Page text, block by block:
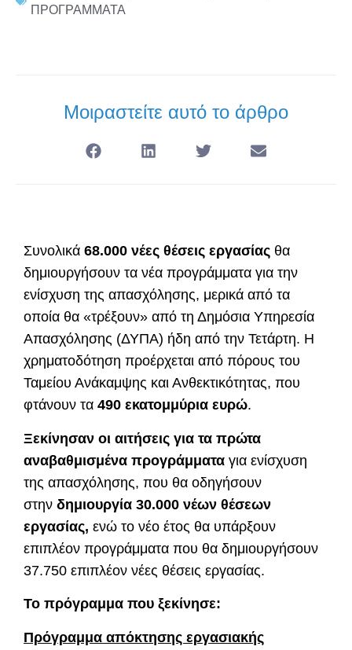
ΠΡΟΓΡΑΜΜΑΤΑ
Μοιραστείτε αυτό το άρθρο
Συνολικά 68.000 νέες θέσεις εργασίας θα
δημιουργήσουν τα νέα προγράμματα για την
ενίσχυση της απασχόλησης, μερικά από τα
οποία θα «τρέξουν» από τη Δημόσια Υπηρεσία
Απασχόλησης (ΔΥΠΑ) ήδη από την Τετάρτη. Η
χρηματοδότηση προέρχεται από πόρους του
Ταμείου Ανάκαμψης και Ανθεκτικότητας, που
φτάνουν τα 490 εκατομμύρια ευρώ.
Ξεκίνησαν οι αιτήσεις για τα πρώτα
αναβαθμισμένα προγράμματα για ενίσχυση
της απασχόλησης, που θα οδηγήσουν
στην δημιουργία 30.000 νέων θέσεων
εργασίας, ενώ το νέο έτος θα υπάρξουν
επιπλέον προγράμματα που θα δημιουργήσουν
37.750 επιπλέον νέες θέσεις εργασίας.
Το πρόγραμμα που ξεκίνησε:
Πρόγραμμα απόκτησης εργασιακής